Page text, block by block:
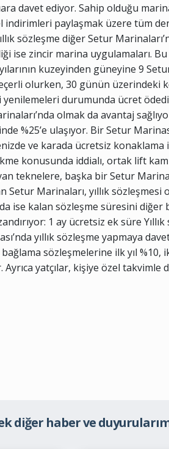
davet ediyor. Sahip olduğu
paylaşmak üzere tüm
sözleşme diğer Setur
ise zincir marina uygulamaları.
kuzeyinden güneyine 9
olurken, 30 günün üzerindeki
durumunda ücret
olmak da avantaj
%25’e ulaşıyor. Bir Setur
ve karada ücretsiz
konusunda iddialı, ortak lift
teknelere, başka bir Setur
Marinaları, yıllık sözleşmesi
ise kalan sözleşme süresini diğer
1 ay ücretsiz ek süre
yıllık sözleşme yapmaya
bağlama sözleşmelerine ilk yıl
yatçılar, kişiye özel takvimle
diğer haber ve